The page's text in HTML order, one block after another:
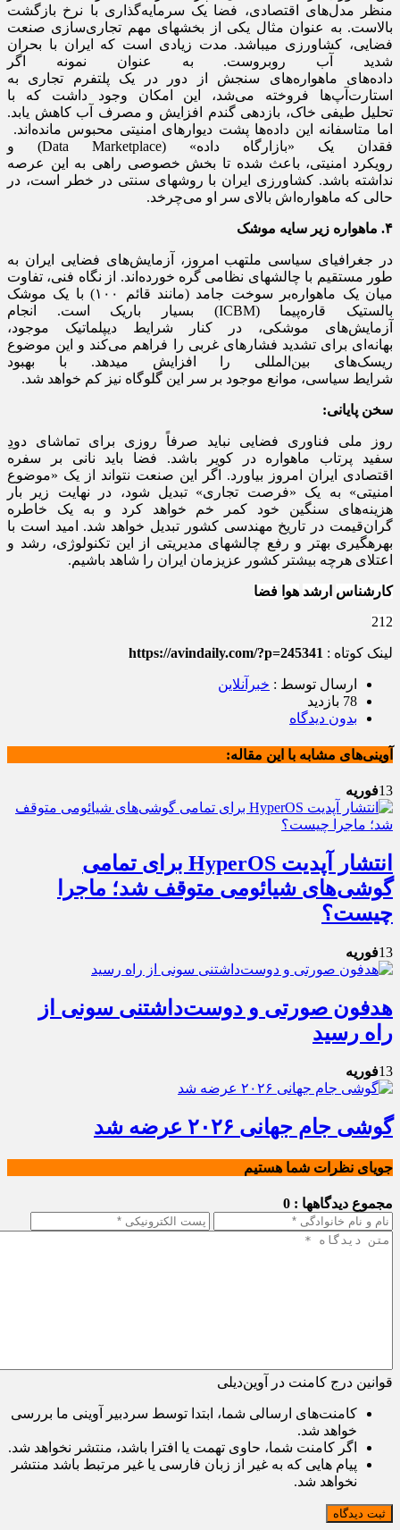
منظر مدل‌های اقتصادی، فضا یک سرمایه‌گذاری با نرخ بازگشت
بالاست. ​به عنوان مثال یکی از بخشهای مهم تجاری‌سازی صنعت
فضایی، کشاورزی میباشد. مدت زیادی است که ایران با بحران
شدید آب روبروست. به عنوان نمونه اگر
داده‌های ماهواره‌های سنجش از دور در یک پلتفرم تجاری به
استارت‌آپ‌ها فروخته می‌شد، این امکان وجود داشت که با
تحلیل طیفی خاک، بازدهی گندم افزایش و مصرف آب کاهش یابد.
اما متاسفانه این داده‌ها پشت دیوارهای امنیتی محبوس مانده‌اند. ​
فقدان یک «بازارگاه داده» (Data Marketplace) و
رویکرد امنیتی، باعث شده تا بخش خصوصی راهی به این عرصه
نداشته باشد. کشاورزی ایران با روشهای سنتی در خطر است، در
حالی که ماهواره‌اش بالای سر او می‌چرخد.
۴. ماهواره ز یر سایه موشک
​در جغرافیای سیاسی ملتهب امروز، آزمایش‌های فضایی ایران به
طور مستقیم با چالشهای نظامی گره خورده‌اند. از نگاه فنی، تفاوت
میان یک ماهواره‌بر سوخت جامد (مانند قائم ۱۰۰) با یک موشک
بالستیک قاره‌پیما (ICBM) بسیار باریک است. انجام
آزمایش‌های موشکی، در کنار شرایط دیپلماتیک موجود،
بهانه‌ای برای تشدید فشارهای غربی را فراهم می‌کند و این موضوع
ریسک‌های بین‌المللی را افزایش میدهد. با بهبود
شرایط سیاسی، موانع موجود بر سر این گلوگاه نیز کم خواهد شد.
سخن پایانی:
روز ملی فناوری فضایی نباید صرفاً روزی برای تماشای دودِ
سفید پرتاب ماهواره در کویر باشد. فضا باید نانی بر سفره
اقتصادی ایران امروز بیاورد. اگر این صنعت نتواند از یک «موضوع
امنیتی» به یک «فرصت تجاری» تبدیل شود، در نهایت زیر بار
هزینه‌های سنگین خود کمر خم خواهد کرد و به یک خاطره
گران‌قیمت در تاریخ مهندسی کشور تبدیل خواهد شد. امید است با
بهرهگیری بهتر و رفع چالشهای مدیریتی از این تکنولوژی، رشد و
اعتلای هرچه بیشتر کشور عزیزمان ایران را شاهد باشیم.
کارشناس ارشد هوا فضا
212
لینک کوتاه : https://avindaily.com/?p=245341
ارسال توسط : خبرآنلاین
78 بازدید
بدون دیدگاه
آوینی‌های مشابه با این مقاله:
13فوریه
انتشار آپدیت HyperOS برای تمامی
گوشی‌های شیائومی متوقف شد؛ ماجرا
چیست؟
13فوریه
هدفون صورتی و دوست‌داشتنی سونی از
راه رسید
13فوریه
گوشی جام جهانی ۲۰۲۶ عرضه شد
جویای نظرات شما هستیم
مجموع دیدگاهها : 0
قوانین درج کامنت در آوین‌دیلی
کامنت‌های ارسالی شما، ابتدا توسط سردبیر آوینی ما بررسی
خواهد شد.
اگر کامنت شما، حاوی تهمت یا افترا باشد، منتشر نخواهد شد.
پیام هایی که به غیر از زبان فارسی یا غیر مرتبط باشد منتشر
نخواهد شد.
ثبت دیدگاه